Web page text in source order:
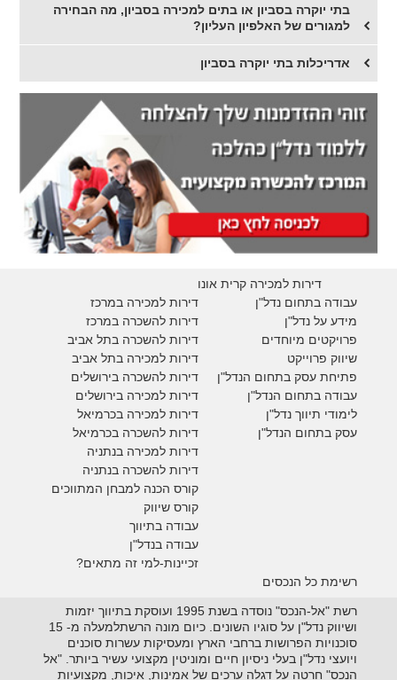
בתי יוקרה בסביון או בתים למכירה בסביון, מה הבחירה
למגורים של האלפיון העליון?
אדריכלות בתי יוקרה בסביון
דירות למכירה קרית אונו
דירות למכירה במרכז
דירות להשכרה במרכז
דירות להשכרה בתל אביב
דירות למכירה בתל אביב
דירות להשכרה בירושלים
דירות למכירה בירושלים
דירות למכירה בכרמיאל
דירות להשכרה בכרמיאל
דירות למכירה בנתניה
דירות להשכרה בנתניה
קורס הכנה למבחן המתווכים
קורס שיווק
עבודה בתיווך
עבודה בנדל"ן
זכיינות-למי זה מתאים?
עבודה בתחום נדל"ן
מידע על נדל"ן
פרויקטים מיוחדים
שיווק פרוייקט
פתיחת עסק בתחום הנדל"ן
עבודה בתחום הנדל"ן
לימודי תיווך נדל"ן
עסק בתחום הנדל"ן
רשימת כל הנכסים
רשת "אל-הנכס" נוסדה בשנת 1995 ועוסקת בתיווך יזמות
ושיווק נדל"ן על סוגיו השונים. כיום מונה הרשתלמעלה מ- 15
סוכנויות הפרושות ברחבי הארץ ומעסיקות עשרות סוכנים
ויועצי נדל"ן בעלי ניסיון חיים ומוניטין מקצועי עשיר ביותר. "אל
הנכס" חרטה על דגלה ערכים של אמינות, איכות, מקצועיות